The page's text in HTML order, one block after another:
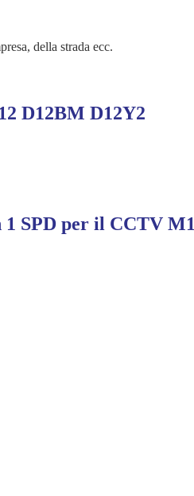
della strada ecc.
D12BM D12Y2
SPD per il CCTV